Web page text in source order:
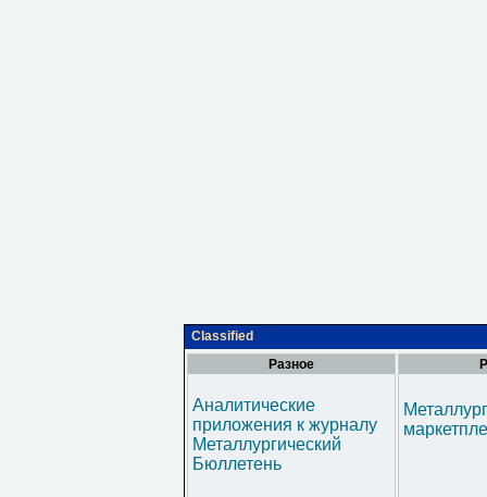
Classified
Разное
Аналитические
приложения к журналу
Металлургический
Бюллетень